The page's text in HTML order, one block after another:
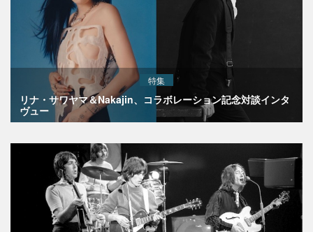
特集
リナ・サワヤマ＆Nakajin、コラボレーション記念対談インタ
ヴュー